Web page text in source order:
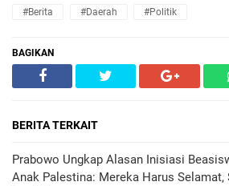
#Berita #Daerah #Politik
BAGIKAN
BERITA TERKAIT
Prabowo Ungkap Alasan Inisiasi
Anak Palestina: Mereka Harus Selamat,